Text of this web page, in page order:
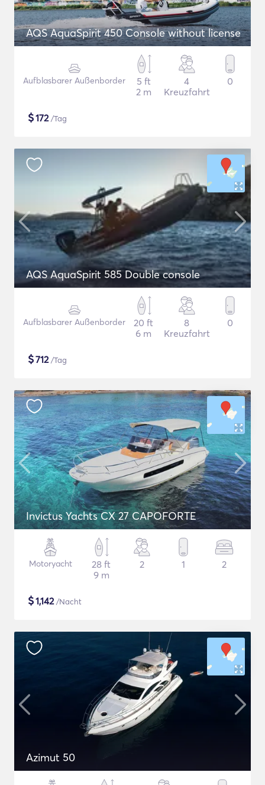
AQS AquaSpirit 450 Console without license
Aufblasbarer Außenborder
5 ft
2 m
4
Kreuzfahrt
0
$172/Tag
AQS AquaSpirit 585 Double console
Aufblasbarer Außenborder
20 ft
6 m
8
Kreuzfahrt
0
$712/Tag
Invictus Yachts CX 27 CAPOFORTE
Motoryacht
28 ft
9 m
2 1 2
$1,142/Nacht
Azimut 50